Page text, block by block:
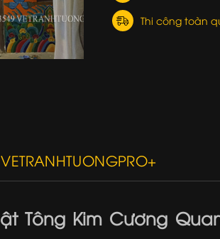
Thi công toàn
Tông Kim Cương